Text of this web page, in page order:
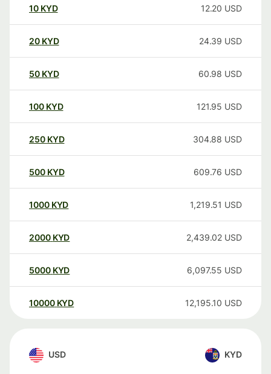
10 KYD 12.20 USD
20 KYD 24.39 USD
50 KYD 60.98 USD
100 KYD 121.95 USD
250 KYD 304.88 USD
500 KYD 609.76 USD
1000 KYD 1,219.51 USD
2000 KYD 2,439.02 USD
5000 KYD 6,097.55 USD
10000 KYD 12,195.10 USD
USD KYD